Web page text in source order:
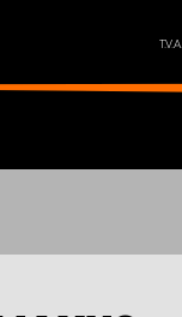
T.V.A.